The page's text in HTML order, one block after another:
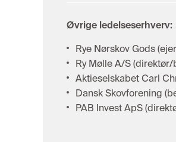
Øvrige ledelseserhverv:
Rye Nørskov Gods
Ry Mølle A/S
Aktieselskabet Carl
Dansk Skovforening
PAB Invest ApS